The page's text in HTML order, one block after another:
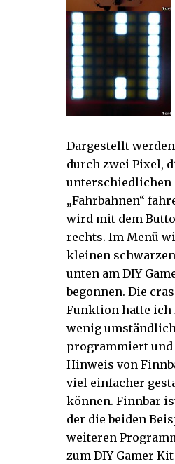
Dargestellt
durch zwei Pixel,
unterschiedlichen
„Fahrbahnen“
wird mit dem
rechts. Im Menü
kleinen
unten am DIY
begonnen. Die
Funktion hatte ich
wenig
programmiert
Hinweis von
viel einfacher
können. Finnbar
der die beiden
weiteren
zum DIY Gamer